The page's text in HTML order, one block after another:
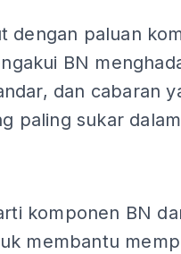
dengan paluan
BN
dan cabaran
paling sukar
komponen BN
membantu